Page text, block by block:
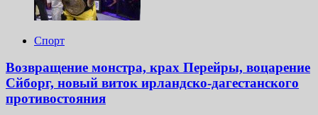
Спорт
Возвращение монстра, крах Перейры, воцарение
Сйборг, новый виток ирландско-дагестанского
противостояния